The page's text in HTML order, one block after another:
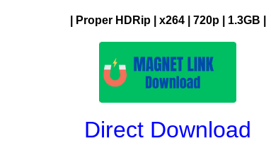
| Proper HDRip | x264 | 720p | 1.3GB |
Direct Download